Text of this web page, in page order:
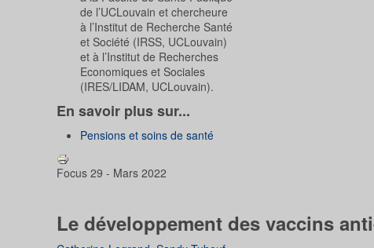
de l’UCLouvain et chercheure
à l’Institut de Recherche Santé
et Société (IRSS, UCLouvain)
et à l’Institut de Recherches
Economiques et Sociales
(IRES/LIDAM, UCLouvain).
En savoir plus sur...
Pensions et soins de santé
Focus 29 - Mars 2022
Le développement des vaccins